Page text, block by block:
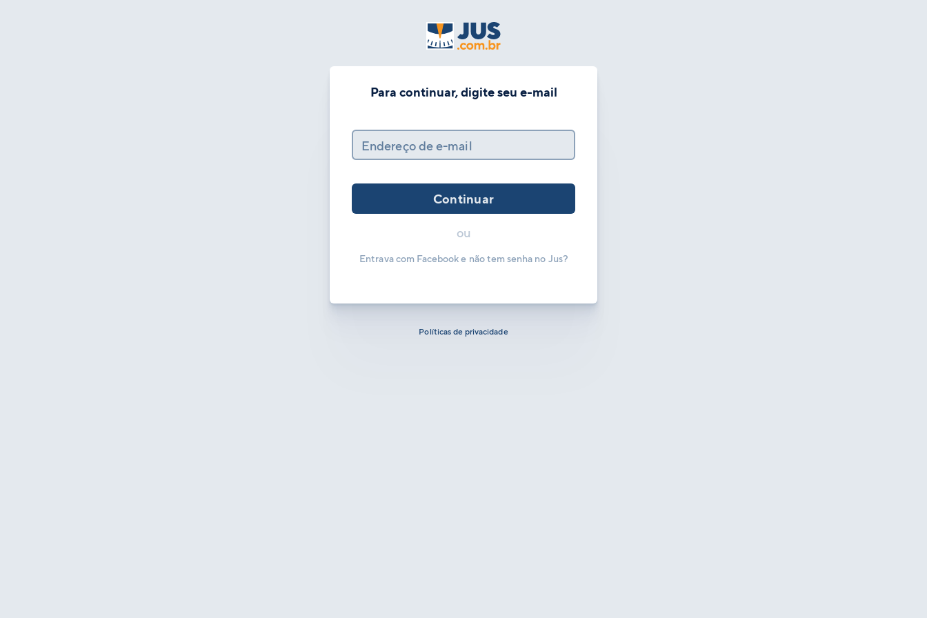
Para continuar, digite seu e-mail
Endereço de e-mail
Continuar
ou
Entrava com Facebook e não tem senha no Jus?
Políticas de privacidade